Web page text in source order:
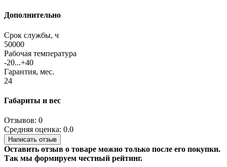
Дополнительно
Срок службы, ч
50000
Рабочая температура
-20...+40
Гарантия, мес.
24
Габариты и вес
Отзывов: 0
Средняя оценка: 0.0
Написать отзыв
Оставить отзыв о товаре можно только после его покупки.
Так мы формируем честный рейтинг.